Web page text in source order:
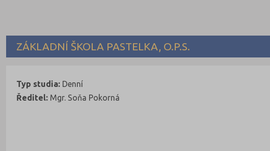
ZÁKLADNÍ ŠKOLA PASTELKA, O.P.S.
Typ studia: Denní
Ředitel: Mgr. Soňa Pokorná